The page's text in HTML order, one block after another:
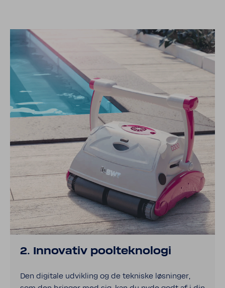
2. Inno­v­ativ pool­tekno­logi
Den digi­tale udvik­ling og de tekniske løsninger,